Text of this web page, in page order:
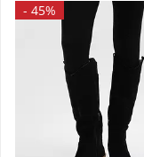
- 45%